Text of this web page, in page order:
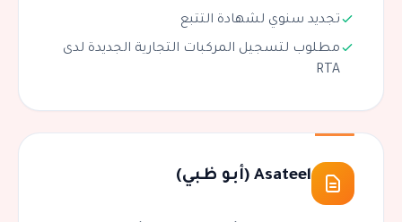
تجديد سنوي لشهادة التتبع
مطلوب لتسجيل المركبات التجارية الجديدة لدى
RTA
Asateel (أبو ظبي)